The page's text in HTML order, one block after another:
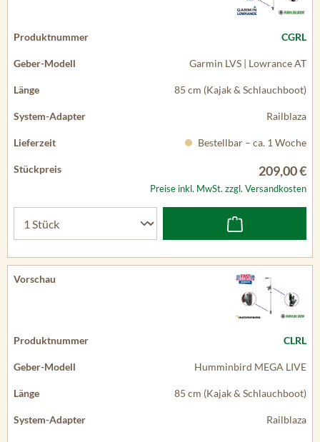
CGRL
Garmin LVS | Lowrance AT
85 cm (Kajak & Schlauchboot)
Railblaza
Bestellbar – ca. 1 Woche
209,00 €
Preise inkl. MwSt. zzgl. Versandkosten
CLRL
Humminbird MEGA LIVE
85 cm (Kajak & Schlauchboot)
Railblaza